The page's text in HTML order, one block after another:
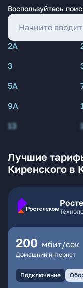
Воспользуйтесь
2А
3
5А
9А
13
Лучшие
Киренского в
200 мбит/сек
Домашний интернет
Подключение